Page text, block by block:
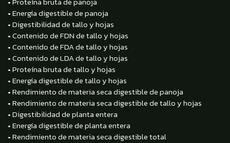
• Energía digestible de panoja
• Digestibilidad de tallo y hojas
• Contenido de FDN de tallo y hojas
• Contenido de FDA de tallo y hojas
• Contenido de LDA de tallo y hojas
• Proteína bruta de tallo y hojas
• Energía digestible de tallo y hojas
• Rendimiento de materia seca digestible de panoja
• Rendimiento de materia seca digestible de tallo y hojas
• Digestibilidad de planta entera
• Energía digestible de planta entera
• Rendimiento de materia seca digestible total